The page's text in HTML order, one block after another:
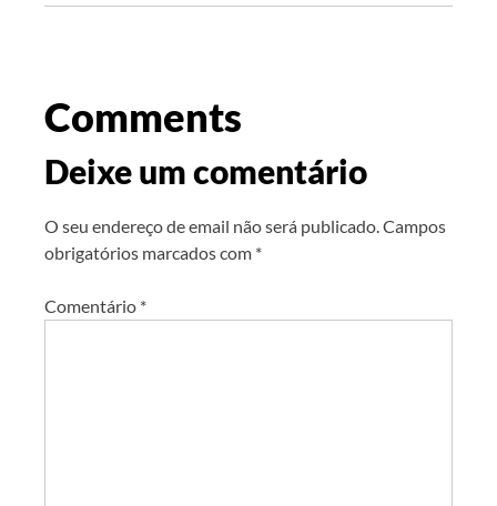
Comments
Deixe um comentário
O seu endereço de email não será publicado. Campos
obrigatórios marcados com *
Comentário *